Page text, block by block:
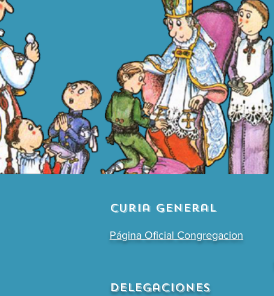
Curia General
Página Oficial Congregacion
Delegaciones